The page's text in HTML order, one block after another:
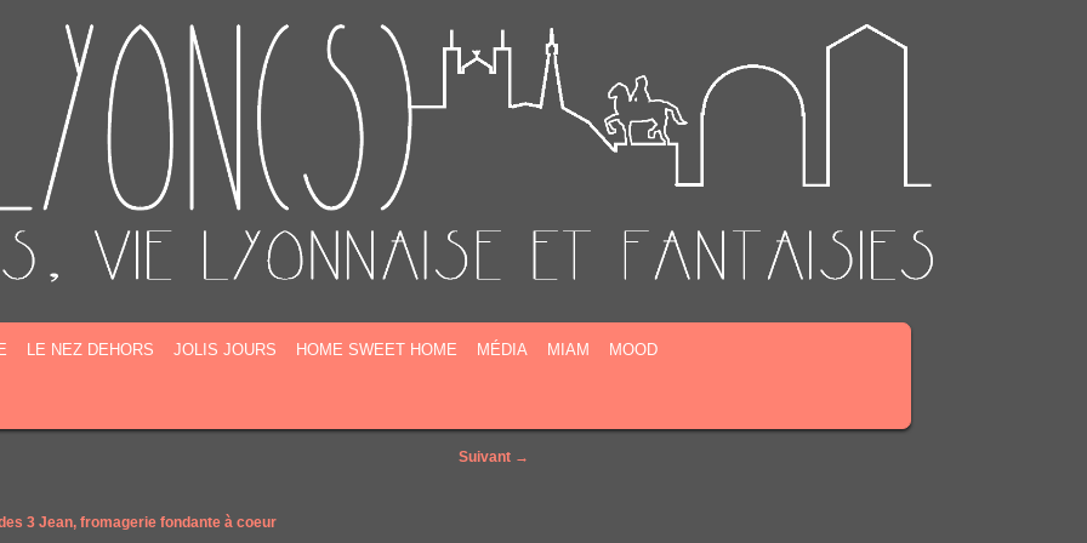
LE NEZ DEHORS JOLIS JOURS HOME SWEET HOME MÉDIA MIAM MOOD
Suivant →
3 Jean, fromagerie fondante à coeur